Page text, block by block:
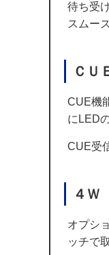
待ち受
スムー
ＣＵ
CUE機
にLED
CUE受
４Ｗ
オプシ
ッチで